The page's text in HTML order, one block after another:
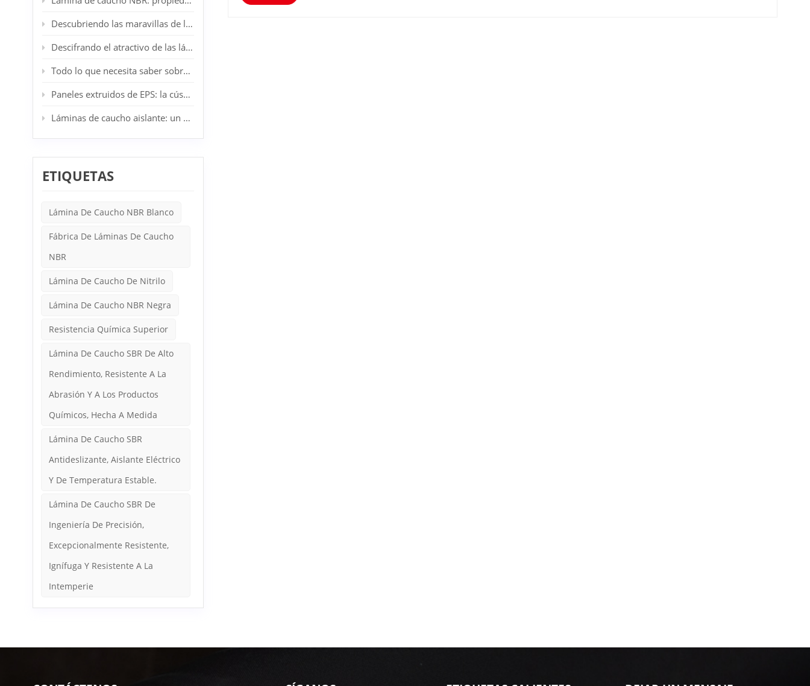
proyectos. 4. No tóxico y respetuoso con el medio ambiente: Dado que las láminas de caucho NR están hechas de caucho
Descubriendo las maravillas de las láminas de caucho SBR: su aliado industrial y doméstico
Descifrando el atractivo de las láminas de caucho CR: el epítome de la resiliencia industrial
Todo lo que necesita saber sobre los tableros de lana de roca
Paneles extruidos de EPS: la cúspide de la innovación en aislamiento arquitectónico
Láminas de caucho aislante: un componente esencial en la seguridad eléctrica
ETIQUETAS
Lámina De Caucho NBR Blanco
Fábrica De Láminas De Caucho
NBR
Lámina De Caucho De Nitrilo
Lámina De Caucho NBR Negra
Resistencia Química Superior
Lámina De Caucho SBR De Alto
Rendimiento, Resistente A La
Abrasión Y A Los Productos
Químicos, Hecha A Medida
Lámina De Caucho SBR
Antideslizante, Aislante Eléctrico
Y De Temperatura Estable.
Lámina De Caucho SBR De
Ingeniería De Precisión,
Excepcionalmente Resistente,
Ignífuga Y Resistente A La
Intemperie